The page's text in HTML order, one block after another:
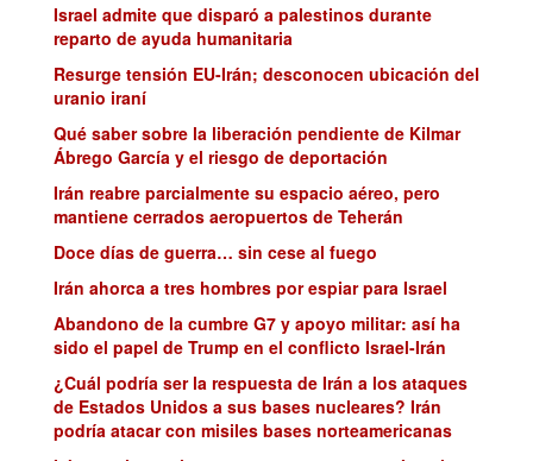
Israel admite que disparó a palestinos durante
reparto de ayuda humanitaria
Resurge tensión EU-Irán; desconocen ubicación del
uranio iraní
Qué saber sobre la liberación pendiente de Kilmar
Ábrego García y el riesgo de deportación
Irán reabre parcialmente su espacio aéreo, pero
mantiene cerrados aeropuertos de Teherán
Doce días de guerra… sin cese al fuego
Irán ahorca a tres hombres por espiar para Israel
Abandono de la cumbre G7 y apoyo militar: así ha
sido el papel de Trump en el conflicto Israel-Irán
¿Cuál podría ser la respuesta de Irán a los ataques
de Estados Unidos a sus bases nucleares? Irán
podría atacar con misiles bases norteamericanas